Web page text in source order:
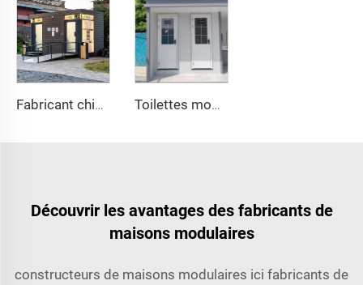
Fabricant chinois direct d'usine ! Toilette mobile en PE moulé rotatif, robuste, avec siège, en plastique, portable pour usage extérieur Toilettes mobiles portables en PE pour camping, prix des maisons-conteneurs
Découvrir les avantages des fabricants de
maisons modulaires
constructeurs de maisons modulaires ici fabricants de